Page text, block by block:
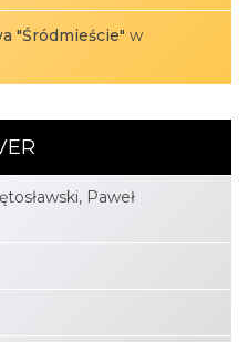
"Śródmieście" w
Paweł